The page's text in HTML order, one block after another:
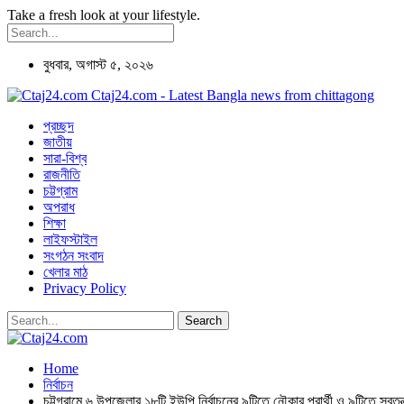
Take a fresh look at your lifestyle.
বুধবার, অগাস্ট ৫, ২০২৬
Ctaj24.com - Latest Bangla news from chittagong
প্রচ্ছদ
জাতীয়
সারা-বিশ্ব
রাজনীতি
চট্টগ্রাম
অপরাধ
শিক্ষা
লাইফস্টাইল
সংগঠন সংবাদ
খেলার মাঠ
Privacy Policy
Home
নির্বাচন
চট্টগ্রামে ৬ উপজেলার ১৮টি ইউপি নির্বাচনের ৯টিতে নৌকার প্রার্থী ও ৯টিতে